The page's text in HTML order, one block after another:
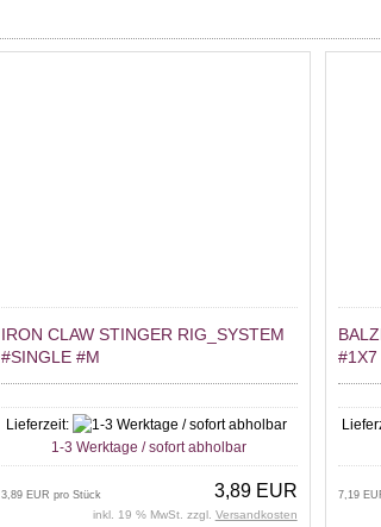
IRON CLAW STINGER RIG_SYSTEM
#SINGLE #M
Lieferzeit:
1-3 Werktage / sofort abholbar
3,89 EUR
3,89 EUR pro Stück
inkl. 19 % MwSt. zzgl. Versandkosten
7,19